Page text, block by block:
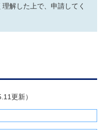
解した上で、申請してく
更新）